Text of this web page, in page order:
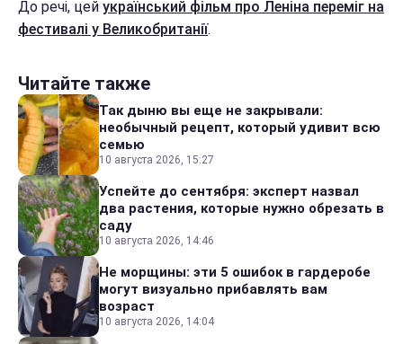
До речі, цей український фільм про Леніна переміг на
фестивалі у Великобританії.
Читайте также
Так дыню вы еще не закрывали:
необычный рецепт, который удивит всю
семью
10 августа 2026, 15:27
Успейте до сентября: эксперт назвал
два растения, которые нужно обрезать в
саду
10 августа 2026, 14:46
Не морщины: эти 5 ошибок в гардеробе
могут визуально прибавлять вам
возраст
10 августа 2026, 14:04